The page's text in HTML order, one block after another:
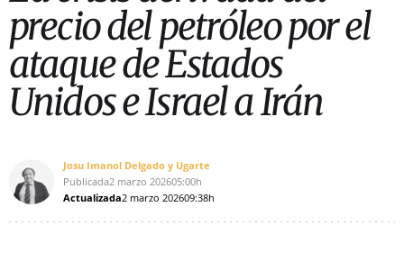
precio del petróleo por el
ataque de Estados
Unidos e Israel a Irán
Josu Imanol Delgado y Ugarte
Publicada2 marzo 202605:00h
Actualizada2 marzo 202609:38h